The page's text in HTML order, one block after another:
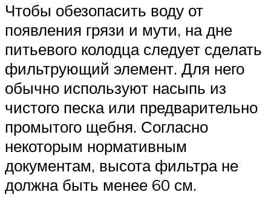
Чтобы обезопасить воду от
появления грязи и мути, на дне
питьевого колодца следует сделать
фильтрующий элемент. Для него
обычно используют насыпь из
чистого песка или предварительно
промытого щебня. Согласно
некоторым нормативным
документам, высота фильтра не
должна быть менее 60 см.